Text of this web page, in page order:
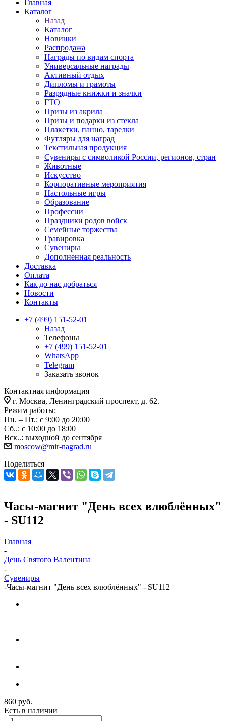
Главная
Каталог
Назад
Каталог
Новинки
Распродажа
Награды по видам спорта
Универсальные награды
Активный отдых
Дипломы и грамоты
Разрядные книжки и значки
ГТО
Призы из акрила
Призы и подарки из стекла
Плакетки, панно, тарелки
Футляры для наград
Текстильная продукция
Сувениры с символикой России, регионов, стран
Животные
Искусство
Корпоративные мероприятия
Настольные игры
Образование
Профессии
Праздники родов войск
Семейные торжества
Гравировка
Сувениры
Дополненная реальность
Доставка
Оплата
Как до нас добраться
Новости
Контакты
+7 (499) 151-52-01
Назад
Телефоны
+7 (499) 151-52-01
WhatsApp
Telegram
Заказать звонок
Контактная информация
г. Москва, Ленинградский проспект, д. 62.
Режим работы:
Пн. – Пт.: с 9:00 до 20:00
Сб..: с 10:00 до 18:00
Вск..: выходной до сентября
moscow@mir-nagrad.ru
Поделиться
Часы-магнит "День всех влюблённых"
- SU112
Главная
-
День Святого Валентина
-
Сувениры
-Часы-магнит "День всех влюблённых" - SU112
860 руб.
Есть в наличии